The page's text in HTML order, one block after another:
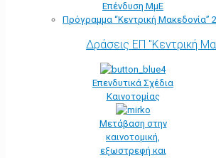
Επένδυση ΜμΕ
Πρόγραμμα “Κεντρική Μακεδονία”
Δράσεις ΕΠ "Κεντρική
Επενδυτικά Σχέδια
Καινοτομίας
Μετάβαση στην
καινοτομική,
εξωστρεφή και